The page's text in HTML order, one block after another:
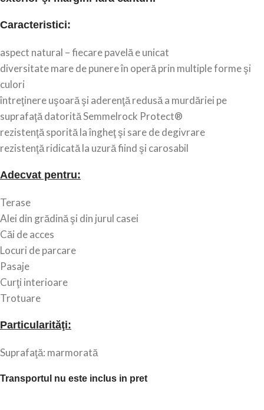
Caracteristici:
aspect natural – fiecare pavelă e unicat
diversitate mare de punere în operă prin multiple forme şi
culori
întreţinere uşoară şi aderenţă redusă a murdăriei pe
suprafaţă datorită Semmelrock Protect®
rezistenţă sporită la îngheţ şi sare de degivrare
rezistenţă ridicată la uzură fiind şi carosabil
Adecvat pentru:
Terase
Alei din grădină şi din jurul casei
Căi de acces
Locuri de parcare
Pasaje
Curţi interioare
Trotuare
Particularităţi:
Suprafaţă: marmorată
Transportul nu este inclus in pret